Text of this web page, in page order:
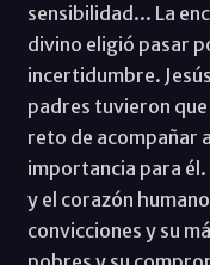
sensibilidad... La
divino eligió pasar
incertidumbre.
padres tuvieron
reto de acompañar
importancia para
y el corazón
convicciones y su